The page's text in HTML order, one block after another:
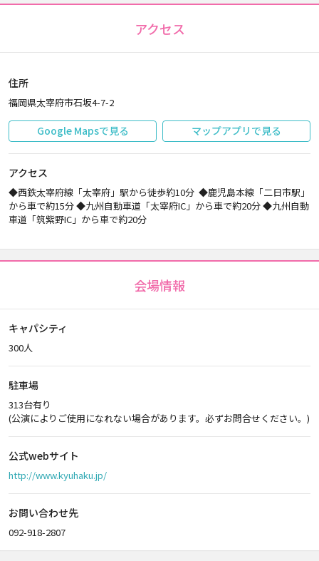
アクセス
住所
福岡県太宰府市石坂4-7-2
Google Mapsで見る マップアプリで見る
アクセス
◆西鉄太宰府線「太宰府」駅から徒歩約10分 ◆鹿児島本線「二日市駅」
から車で約15分 ◆九州自動車道「太宰府IC」から車で約20分 ◆九州自動
車道「筑紫野IC」から車で約20分
会場情報
キャパシティ
300人
駐車場
313台有り
(公演によりご使用になれない場合があります。必ずお問合せください。)
公式webサイト
http://www.kyuhaku.jp/
お問い合わせ先
092-918-2807